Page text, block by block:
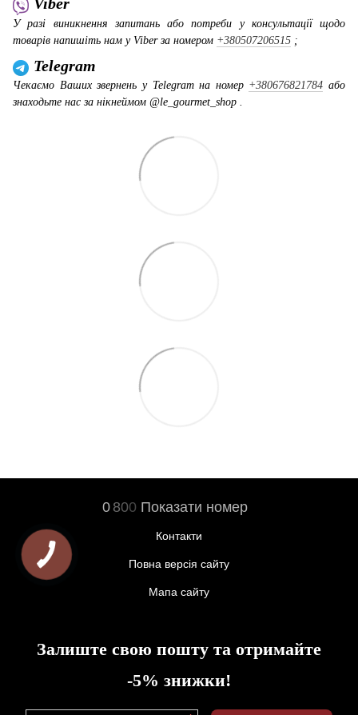
У разі виникнення запитань або потреби у консультації щодо
товарів напишіть нам у Viber за номером +380507206515 ;
Telegram
Чекаємо Ваших звернень у Telegram на номер +380676821784 або
знаходьте нас за нікнеймом @le_gourmet_shop .
0 800 Показати номер
Контакти
Повна версія сайту
Мапа сайту
Залиште свою пошту та отримайте
-5% знижки!